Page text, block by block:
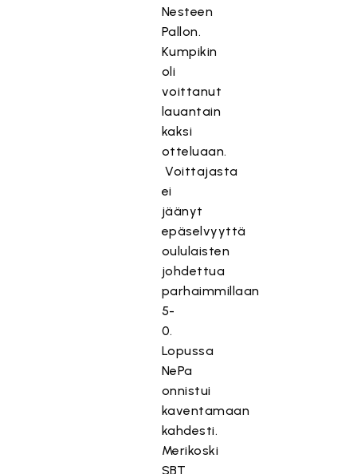
Nesteen
Pallon.
Kumpikin
oli
voittanut
lauantain
kaksi
otteluaan.
Voittajasta
ei
jäänyt
epäselvyyttä
oululaisten
johdettua
parhaimmillaan
5-
0.
Lopussa
NePa
onnistui
kaventamaan
kahdesti.
Merikoski
SBT